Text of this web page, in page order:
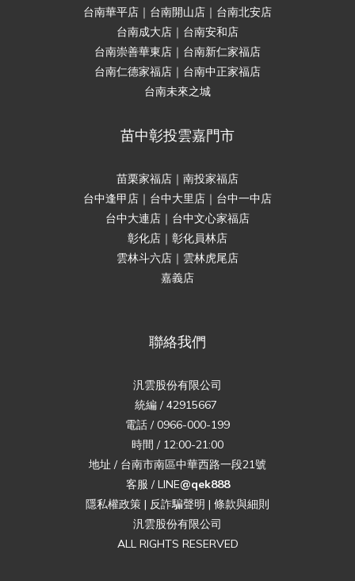
台南華平店｜台南開山店｜台南北安店
台南成大店｜台南安和店
台南崇善華東店｜台南新仁家福店
台南仁德家福店｜台南中正家福店
台南未來之城
苗中彰投雲嘉門市
苗栗家福店｜南投家福店
台中逢甲店｜台中大里店｜台中一中店
台中大連店｜台中文心家福店
彰化店｜彰化員林店
雲林斗六店｜雲林虎尾店
嘉義店
聯絡我們
汎雲股份有限公司
統編 / 42915667
電話 / 0966-000-199
時間 / 12:00-21:00
地址 / 台南市南區中華西路一段21號
客服 / LINE@qek888
隱私權政策 | 反詐騙聲明 | 條款與細則
汎雲股份有限公司
ALL RIGHTS RESERVED